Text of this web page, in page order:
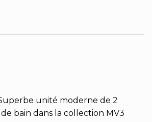
unité moderne de 2
de bain dans la collection MV3